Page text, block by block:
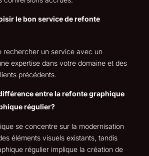
le bon service de refonte
rechercher un service avec un
expertise dans votre domaine et des
précédents.
entre la refonte graphique
régulier?
se concentre sur la modernisation
éléments visuels existants, tandis
régulier implique la création de